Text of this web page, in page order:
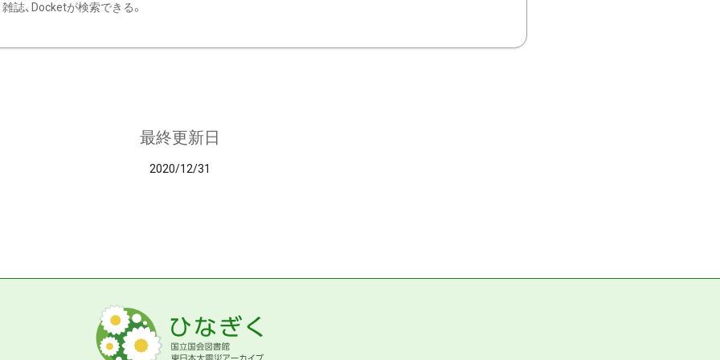
雑誌、Docketが検索できる。
最終更新日
2020/12/31